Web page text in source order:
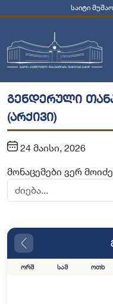
საიტი
გენდერული
(არქივი)
24 მაისი, 2026
მონაცემები ვერ
ორშ სამ ოთხ